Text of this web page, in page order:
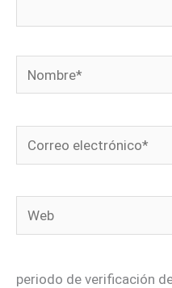
Nombre*
Correo
electrónico*
Web
periodo de verificación